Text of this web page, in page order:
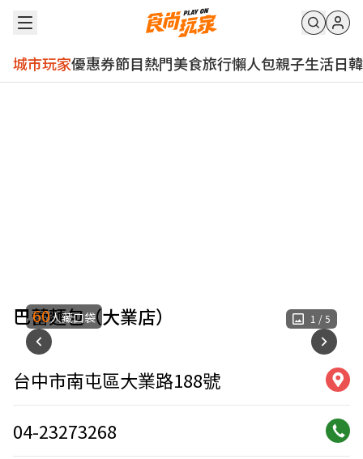
城市玩家優惠券節目熱門美食旅行懶人包親子生活日韓
巴蕾麵包（大業店） 1 /5
60人藏口袋
台中市南屯區大業路188號
04-23273268